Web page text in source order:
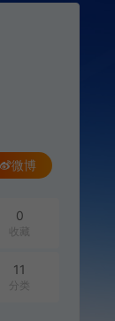
微博
0
收藏
11
分类